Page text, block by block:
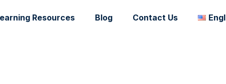
Resources Blog Contact Us